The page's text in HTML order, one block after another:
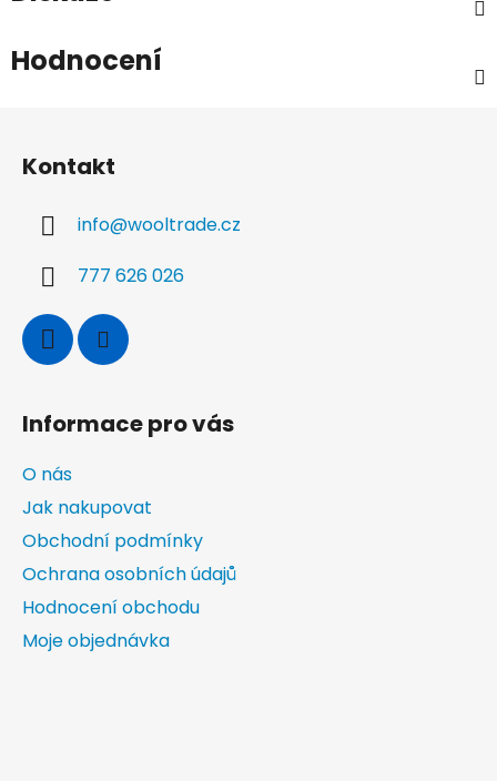
Hodnocení
Kontakt
info@wooltrade.cz
777 626 026
Informace pro vás
O nás
Jak nakupovat
Obchodní podmínky
Ochrana osobních údajů
Hodnocení obchodu
Moje objednávka